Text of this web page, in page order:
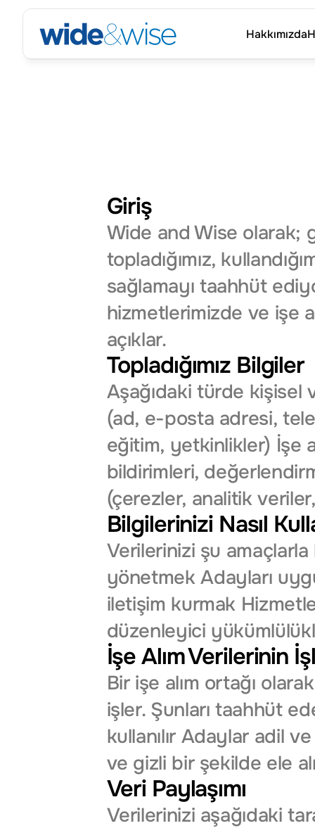
Hakkımızda
Giriş
Wide and Wise olarak;
topladığımız,
sağlamayı taahhüt
hizmetlerimizde ve işe
açıklar.
Topladığımız Bilgiler
Aşağıdaki türde
(ad, e-posta adresi,
eğitim, yetkinlikler) İşe
bildirimleri,
(çerezler, analitik
Bilgilerinizi Nasıl
Verilerinizi şu
yönetmek Adayları
iletişim kurmak
düzenleyici
İşe Alım Verilerinin
Bir işe alım ortağı
işler. Şunları taahhüt
kullanılır Adaylar adil
ve gizli bir şekilde ele
Veri Paylaşımı
Verilerinizi aşağıdaki